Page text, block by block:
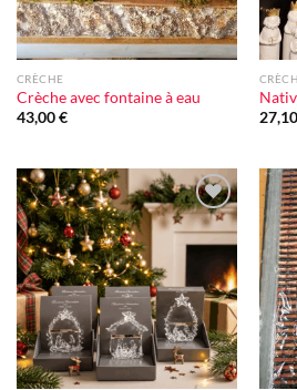
CRÈCHE
Crèche avec fontaine à eau
43,00€
27,10
Ajouter